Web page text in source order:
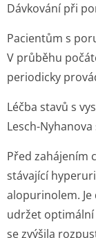
Dávkování při
Pacientům s
V průběhu
periodicky
Léčba stavů s
Lesch-
Před zahájením
stávající
alopurinolem.
udržet optimální
se zvýšila